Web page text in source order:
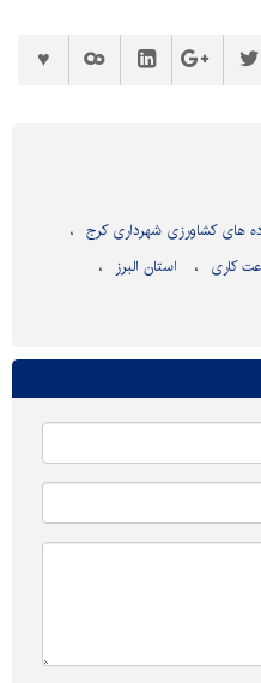
های کشاورزی شهرداری کرج
کاری
استان البرز